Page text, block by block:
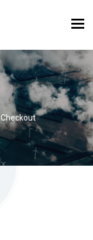
Checkout